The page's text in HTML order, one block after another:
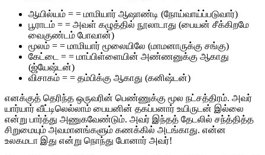
ஆயில்யம் = = மாமியார் ஆஷாண்டி (நோய்வாய்ப்படுவார்)
பூராடம் = = அவள் கழுத்தில் நூலாடாது (பையன் சீக்கிறமே
வைகுண்டம் போவான்)
மூலம் = = மாமியார் மூலையிலே (மாமனாருக்கு சங்கு)
கேட்டை = = மாப்பிள்ளையின் அண்ணனுக்கு ஆகாது
(ஜ்யேஷ்டன்)
விசாகம் = = தம்பிக்கு ஆகாது (கனிஷ்டன்)
எனக்குத் தெரிந்த ஒருவரின் பெண்ணுக்கு மூல நட்சத்திரம். அவர்
யார்யார் வீட்டிலெல்லாம் பையனின் தகப்பனார் உயிருடன் இல்லை
என்று பார்த்து அணுகவேண்டும். அவர் இந்தத் தேடலில் சந்த்தித்த
சிறுமையும் அவமானங்களும் கணக்கில் அடங்காது. என்ன
உலகமடா இது என்று நொந்து போனார் அவர்!